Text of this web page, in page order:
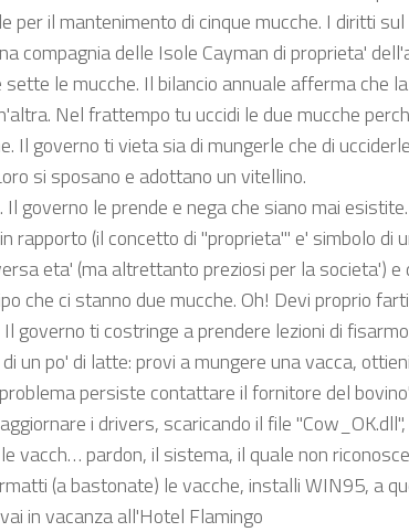
per il mantenimento di cinque mucche. I diritti
compagnia delle Isole Cayman di proprieta'
le mucche. Il bilancio annuale afferma che
Nel frattempo tu uccidi le due mucche
Il governo ti vieta sia di mungerle che di
si sposano e adottano un vitellino.
Il governo le prende e nega che siano mai
rapporto (il concetto di "proprieta'" e' simbolo
eta' (ma altrettanto preziosi per la societa') e
che ci stanno due mucche. Oh! Devi proprio
governo ti costringe a prendere lezioni di
un po' di latte: provi a mungere una vacca,
persiste contattare il fornitore del
i drivers, scaricando il file
vacch… pardon, il sistema, il quale non
(a bastonate) le vacche, installi WIN95, a
in vacanza all'Hotel Flamingo